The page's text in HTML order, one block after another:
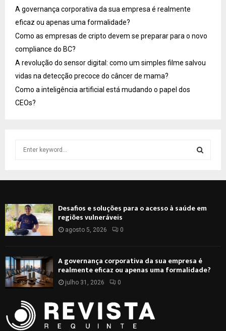
A governança corporativa da sua empresa é realmente
eficaz ou apenas uma formalidade?
Como as empresas de cripto devem se preparar para o novo
compliance do BC?
A revolução do sensor digital: como um simples filme salvou
vidas na detecção precoce do câncer de mama?
Como a inteligência artificial está mudando o papel dos
CEOs?
f
o
r
A
H
Desafios e soluções para o acesso à saúde em
regiões vulneráveis
agosto 5, 2026 0
A governança corporativa da sua empresa é
realmente eficaz ou apenas uma formalidade?
julho 31, 2026 0